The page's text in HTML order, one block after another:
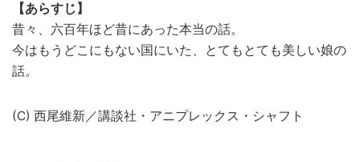
【あらすじ】
昔々、六百年ほど昔にあった本当の話。
今はもうどこにもない国にいた、とてもとても美しい娘の
話。
(C) 西尾維新／講談社・アニプレックス・シャフト